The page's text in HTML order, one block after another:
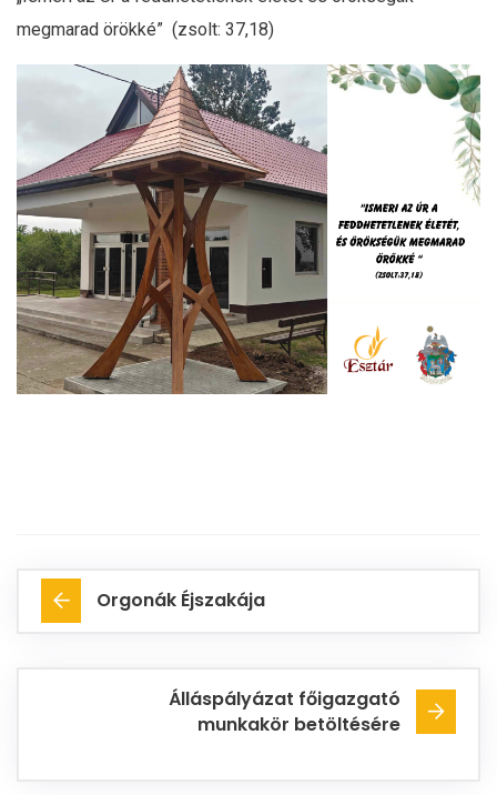
megmarad örökké” (zsolt: 37,18)
Orgonák Éjszakája
Álláspályázat főigazgató
munkakör betöltésére